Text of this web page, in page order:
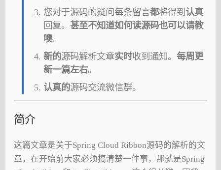
您对于源码的疑问每条留言都将得到 认真
回复。 甚至不知道如何读源码也可以请教
噢。
新的源码解析文章实时收到通知。每周更
新一篇左右。
认真的源码交流微信群。
简介
这篇文章是关于Spring Cloud Ribbon源码的解析的文
章，在开始前大家必须搞清楚一件事，那就是Spring